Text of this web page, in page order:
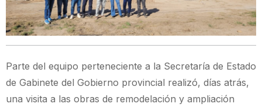
Parte del equipo perteneciente a la Secretaría de Estado
de Gabinete del Gobierno provincial realizó, días atrás,
una visita a las obras de remodelación y ampliación